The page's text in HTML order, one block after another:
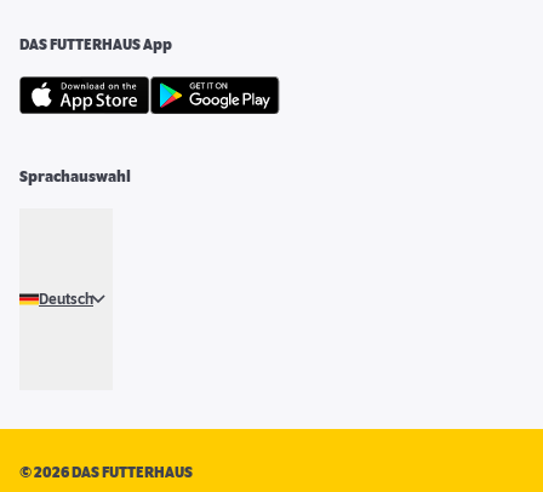
DAS FUTTERHAUS App
Sprachauswahl
Deutsch
©2026 DAS FUTTERHAUS